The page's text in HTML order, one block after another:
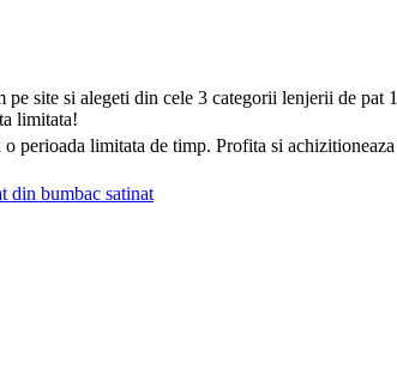
site si alegeti din cele 3 categorii lenjerii de pat
limitata!
perioada limitata de timp. Profita si
din bumbac satinat